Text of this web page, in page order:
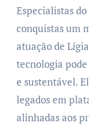
Especialistas
conquistas um
atuação de
tecnologia
e sustentável.
legados em
alinhadas aos